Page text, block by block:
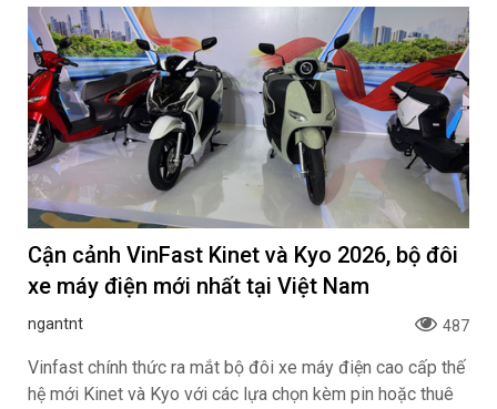
Cận cảnh VinFast Kinet và Kyo 2026, bộ đôi
xe máy điện mới nhất tại Việt Nam
ngantnt 487
Vinfast chính thức ra mắt bộ đôi xe máy điện cao cấp thế
hệ mới Kinet và Kyo với các lựa chọn kèm pin hoặc thuê